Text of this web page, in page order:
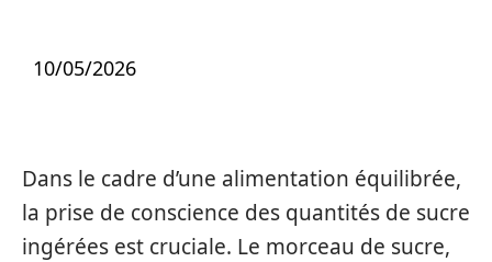
10/05/2026
Dans le cadre d’une alimentation équilibrée,
la prise de conscience des quantités de sucre
ingérées est cruciale. Le morceau de sucre,